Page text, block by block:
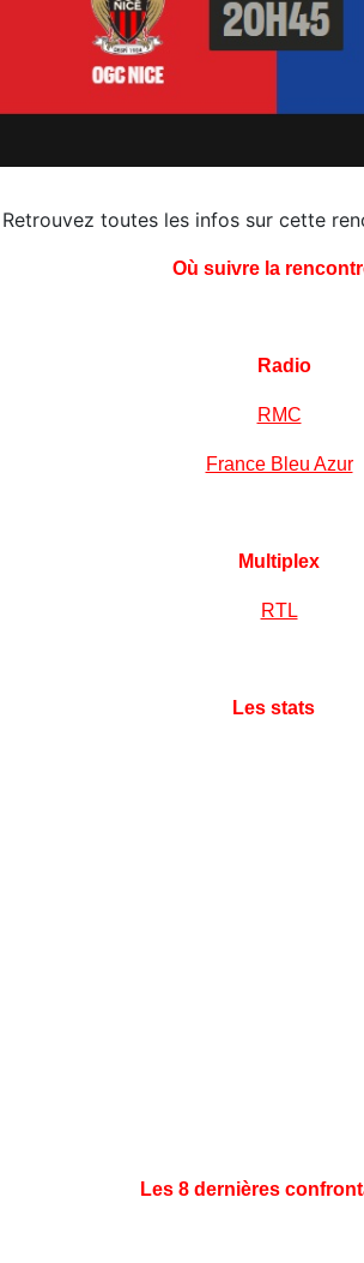
toutes les infos sur cette
Où suivre la
Radio
RMC
France Bleu Azur
Multiplex
RTL
Les stats
Les 8 dernières